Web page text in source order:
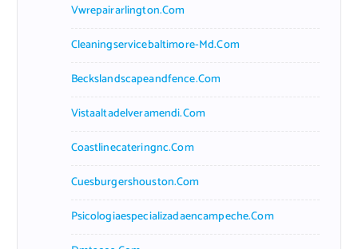
Vwrepairarlington.com
Cleaningservicebaltimore-Md.com
Beckslandscapeandfence.com
Vistaaltadelveramendi.com
Coastlinecateringnc.com
Cuesburgershouston.com
Psicologiaespecializadaencampeche.com